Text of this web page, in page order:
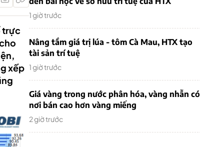
trực
xếp
1 giờ trước
Nâng tầm giá trị lúa - tôm Cà Mau, HTX tạo
tài sản trí tuệ
1 giờ trước
Giá vàng trong nước phân hóa, vàng nhẫn có
nơi bán cao hơn vàng miếng
2 giờ trước